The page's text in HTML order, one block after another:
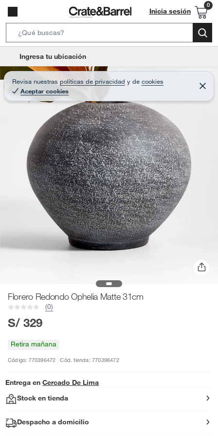
Inicia sesión
e
r
c
B
a
r
o
t
Ingresa tu ubicación
Revisa nuestras políticas de privacidad y de cookies
Aceptar cookies
C
e
r
Florero Redondo Ophelia Matte 31cm
(0)
S/ 329
Retira mañana
Código: 770396472 Cód. tienda: 770396472
Entrega en Cercado De Lima
Stock en tienda
Despacho a domicilio